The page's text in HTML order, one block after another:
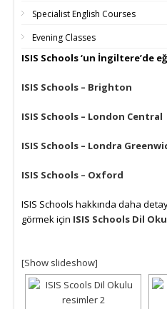
Specialist English Courses
Evening Classes
ISIS Schools ‘un İngiltere’de
ISIS Schools – Brighton
ISIS Schools – London Central
ISIS Schools – Londra
ISIS Schools – Oxford
ISIS Schools hakkında daha
görmek için ISIS Schools Dil
[Show slideshow]